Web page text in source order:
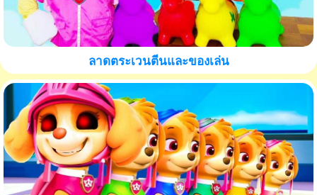
ลาดตระเวนตีนและของเล่น